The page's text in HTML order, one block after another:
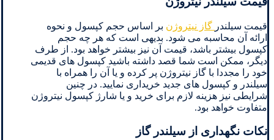
قیمت سیلندر گاز نیتروژن بر اساس حجم کپسول و نحوه
ارائه آن محاسبه می شود. بدیهی است که هر چه حجم
کپسول بیشتر باشد، قیمت آن نیز بیشتر خواهد بود. از طرف
دیگر، ممکن است شما قصد داشته باشید کپسول های قدیمی
خود را مجددا با گاز نیتروژن پر کرده و یا آن را همراه با
سیلندر و کپسول های جدید خریداری نمایید. در چنین
شرایطی نیز هزینه لازم برای خرید و یا شارژ کپسول نیتروژن
متفاوت خواهد بود.
نکات نگهداری از سیلندر گاز